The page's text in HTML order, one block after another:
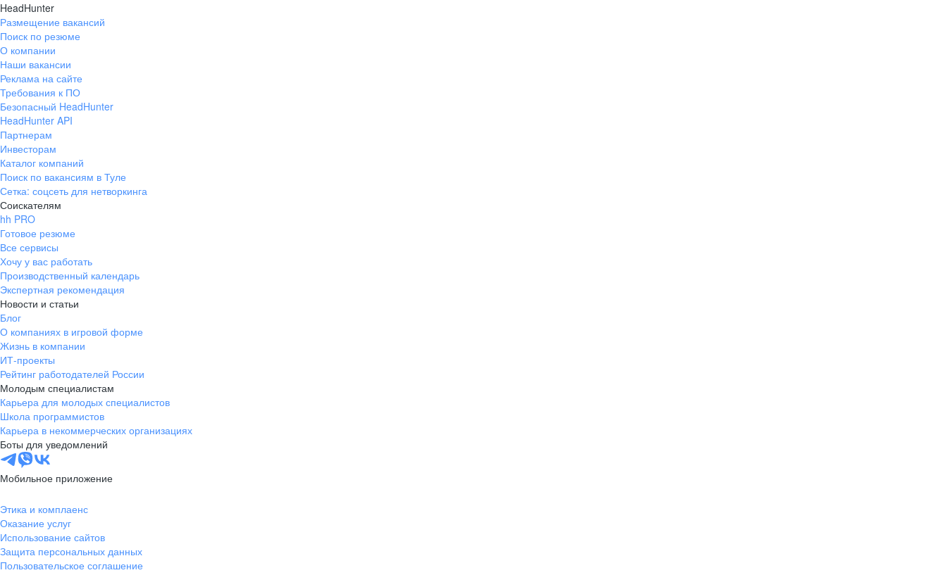
HeadHunter
Размещение вакансий
Поиск по резюме
О компании
Наши вакансии
Реклама на сайте
Требования к ПО
Безопасный HeadHunter
HeadHunter API
Партнерам
Инвесторам
Каталог компаний
Поиск по вакансиям в Туле
Сетка: соцсеть для нетворкинга
Соискателям
hh PRO
Готовое резюме
Все сервисы
Хочу у вас работать
Производственный календарь
Экспертная рекомендация
Новости и статьи
Блог
О компаниях в игровой форме
Жизнь в компании
ИТ-проекты
Рейтинг работодателей России
Молодым специалистам
Карьера для молодых специалистов
Школа программистов
Карьера в некоммерческих организациях
Боты для уведомлений
Мобильное приложение
Этика и комплаенс
Оказание услуг
Использование сайтов
Защита персональных данных
Пользовательское соглашение